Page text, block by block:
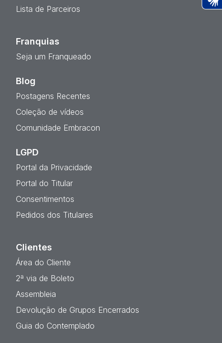
Lista de Parceiros
Franquias
Seja um Franqueado
Blog
Postagens Recentes
Coleção de vídeos
Comunidade Embracon
LGPD
Portal da Privacidade
Portal do Titular
Consentimentos
Pedidos dos Titulares
Clientes
Área do Cliente
2ª via de Boleto
Assembleia
Devolução de Grupos Encerrados
Guia do Contemplado